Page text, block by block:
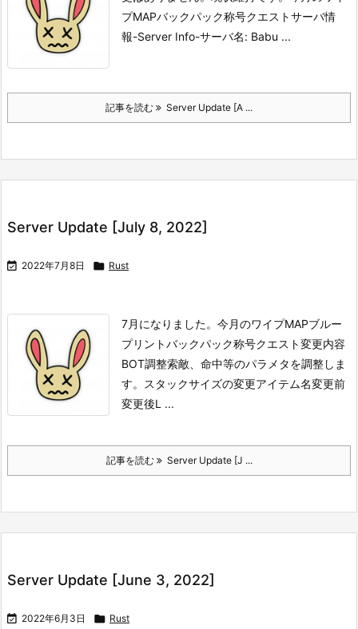
プMAPバックパック称号クエストサーバ情
報-Server Info-サーバ名: Babu ...
記事を読む Server Update [A ...
Server Update [July 8, 2022]
 2022年7月8日  Rust
7月になりました。 今月のワイプMAPブルー
プリントバックパック称号クエスト変更内容
BOT調整索敵、命中等のパラメタを調整しま
す。
スタックサイズの変更アイテム名変更前
変更後L ...
記事を読む Server Update [J ...
Server Update [June 3, 2022]
 2022年6月3日  Rust